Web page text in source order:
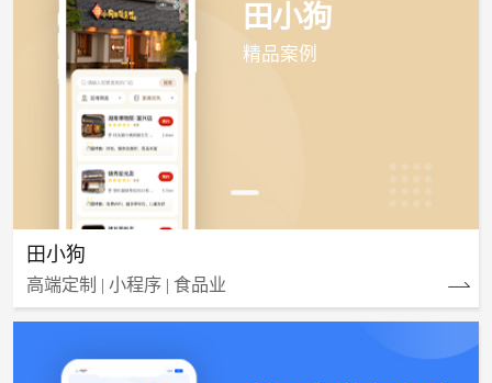
田小狗
精品案例
田小狗
高端定制 | 小程序 | 食品业